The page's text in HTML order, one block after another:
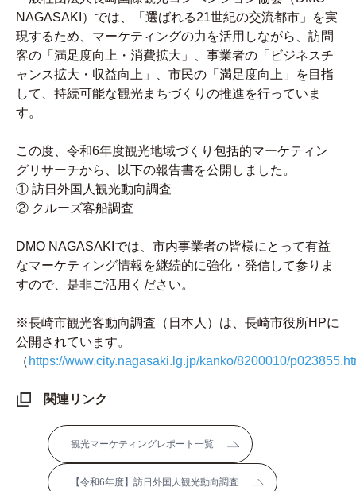
NAGASAKI）では、「選ばれる21世紀の交流都市」を実
現するため、マーケティングの力を活用しながら、訪問
客の「満足度向上・消費拡大」、事業者の「ビジネスチ
ャンス拡大・収益向上」、市民の「満足度向上」を目指
して、持続可能な観光まちづくりの推進を行っていま
す。
この度、令和6年度観光地域づくり包括的マーケティン
グリサーチから、以下の報告書を公開しました。
① 訪日外国人観光動向調査
② クルーズ客船調査
DMO NAGASAKIでは、市内事業者の皆様にとって有益
なマーケティング情報を継続的に強化・発信して参りま
すので、是非ご活用ください。
※長崎市観光客動向調査（日本人）は、長崎市役所HPに
公開されています。
（ https://www.city.nagasaki.lg.jp/kanko/8200010/
関連リンク
観光マーケティングレポート一覧
【令和6年度】訪日外国人観光動向調査